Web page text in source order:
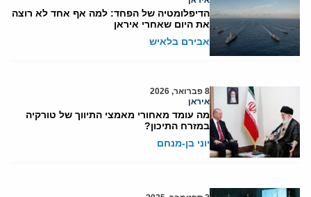
הדיפלומטיה של הפחד: למה אף אחד לא רוצה
את היום שאחרי איראן
אבירם בלאיש
8 פברואר, 2026
איראן
מה עומד מאחורי מאמצי התיווך של טורקיה
במזרח התיכון?
יוני בן-מנחם